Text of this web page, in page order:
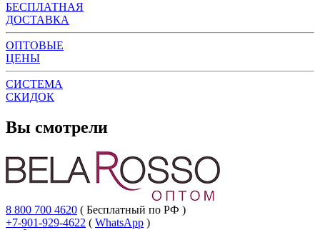
БЕСПЛАТНАЯ
ДОСТАВКА
ОПТОВЫЕ
ЦЕНЫ
СИСТЕМА
СКИДОК
Вы смотрели
8 800 700 4620 ( Бесплатный по РФ )
+7-901-929-4622 ( WhatsApp )